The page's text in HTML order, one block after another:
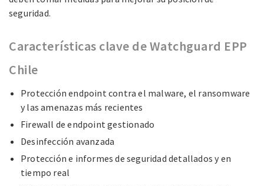
seguridad.
Características clave de Watchguard EPP
Chile
Protección endpoint contra el malware, el ransomware
y las amenazas más recientes
Firewall de endpoint gestionado
Desinfección avanzada
Protección e informes de seguridad detallados y en
tiempo real